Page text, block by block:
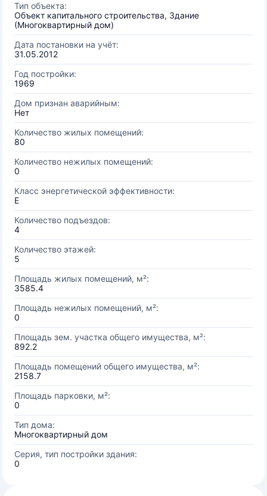
Тип объекта:
Объект капитального строительства, Здание
(Многоквартирный дом)
Дата постановки на учёт:
31.05.2012
Год постройки:
1969
Дом признан аварийным:
Нет
Количество жилых помещений:
80
Количество нежилых помещений:
0
Класс энергетической эффективности:
E
Количество подъездов:
4
Количество этажей:
5
Площадь жилых помещений, м²:
3585.4
Площадь нежилых помещений, м²:
0
Площадь зем. участка общего имущества, м²:
892.2
Площадь помещений общего имущества, м²:
2158.7
Площадь парковки, м²:
0
Тип дома:
Многоквартирный дом
Серия, тип постройки здания:
0